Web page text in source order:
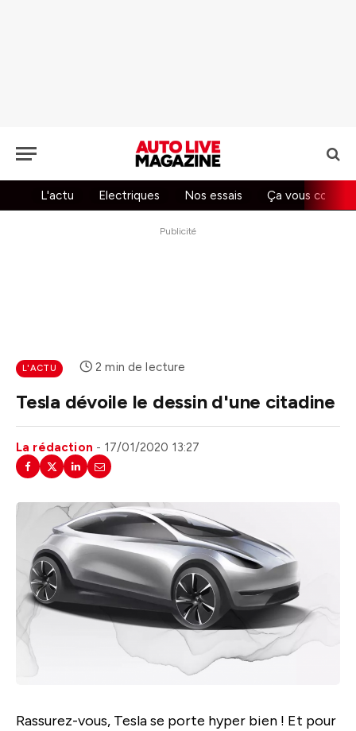
L'actu Electriques Nos essais Ça vous
Publicité
L'ACTU 2 min de lecture
Tesla dévoile le dessin d'une citadine
La rédaction 17/01/2020 13:27
Rassurez-vous, Tesla se porte hyper bien ! Et pour